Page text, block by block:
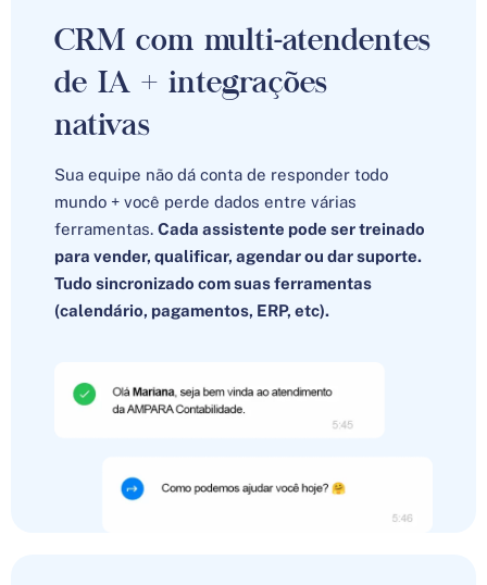
CRM com multi-atendentes
de IA + integrações
nativas
Sua equipe não dá conta de responder todo
mundo + você perde dados entre várias
ferramentas. Cada assistente pode ser treinado
para vender, qualificar, agendar ou dar suporte.
Tudo sincronizado com suas ferramentas
(calendário, pagamentos, ERP, etc).